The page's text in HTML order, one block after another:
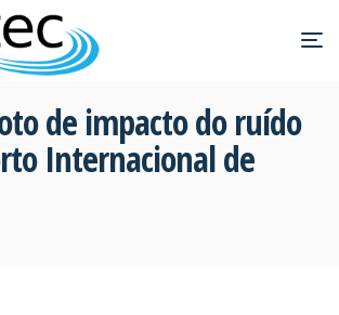
de impacto do ruído
Internacional de